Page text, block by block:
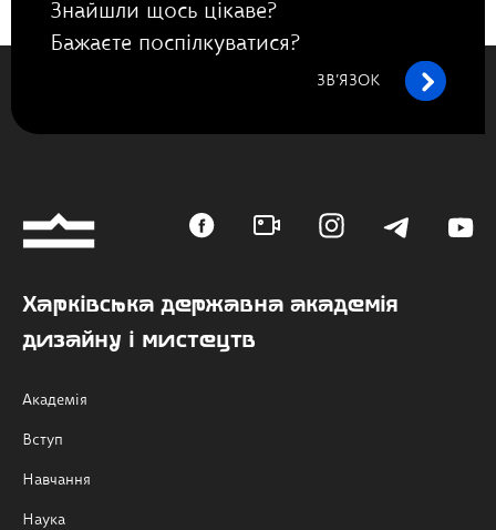
Знайшли щось цікаве?
Бажаєте поспілкуватися?
ЗВ’ЯЗОК
Харківська державна академія
дизайну і мистецтв
Академія
Вступ
Навчання
Наука